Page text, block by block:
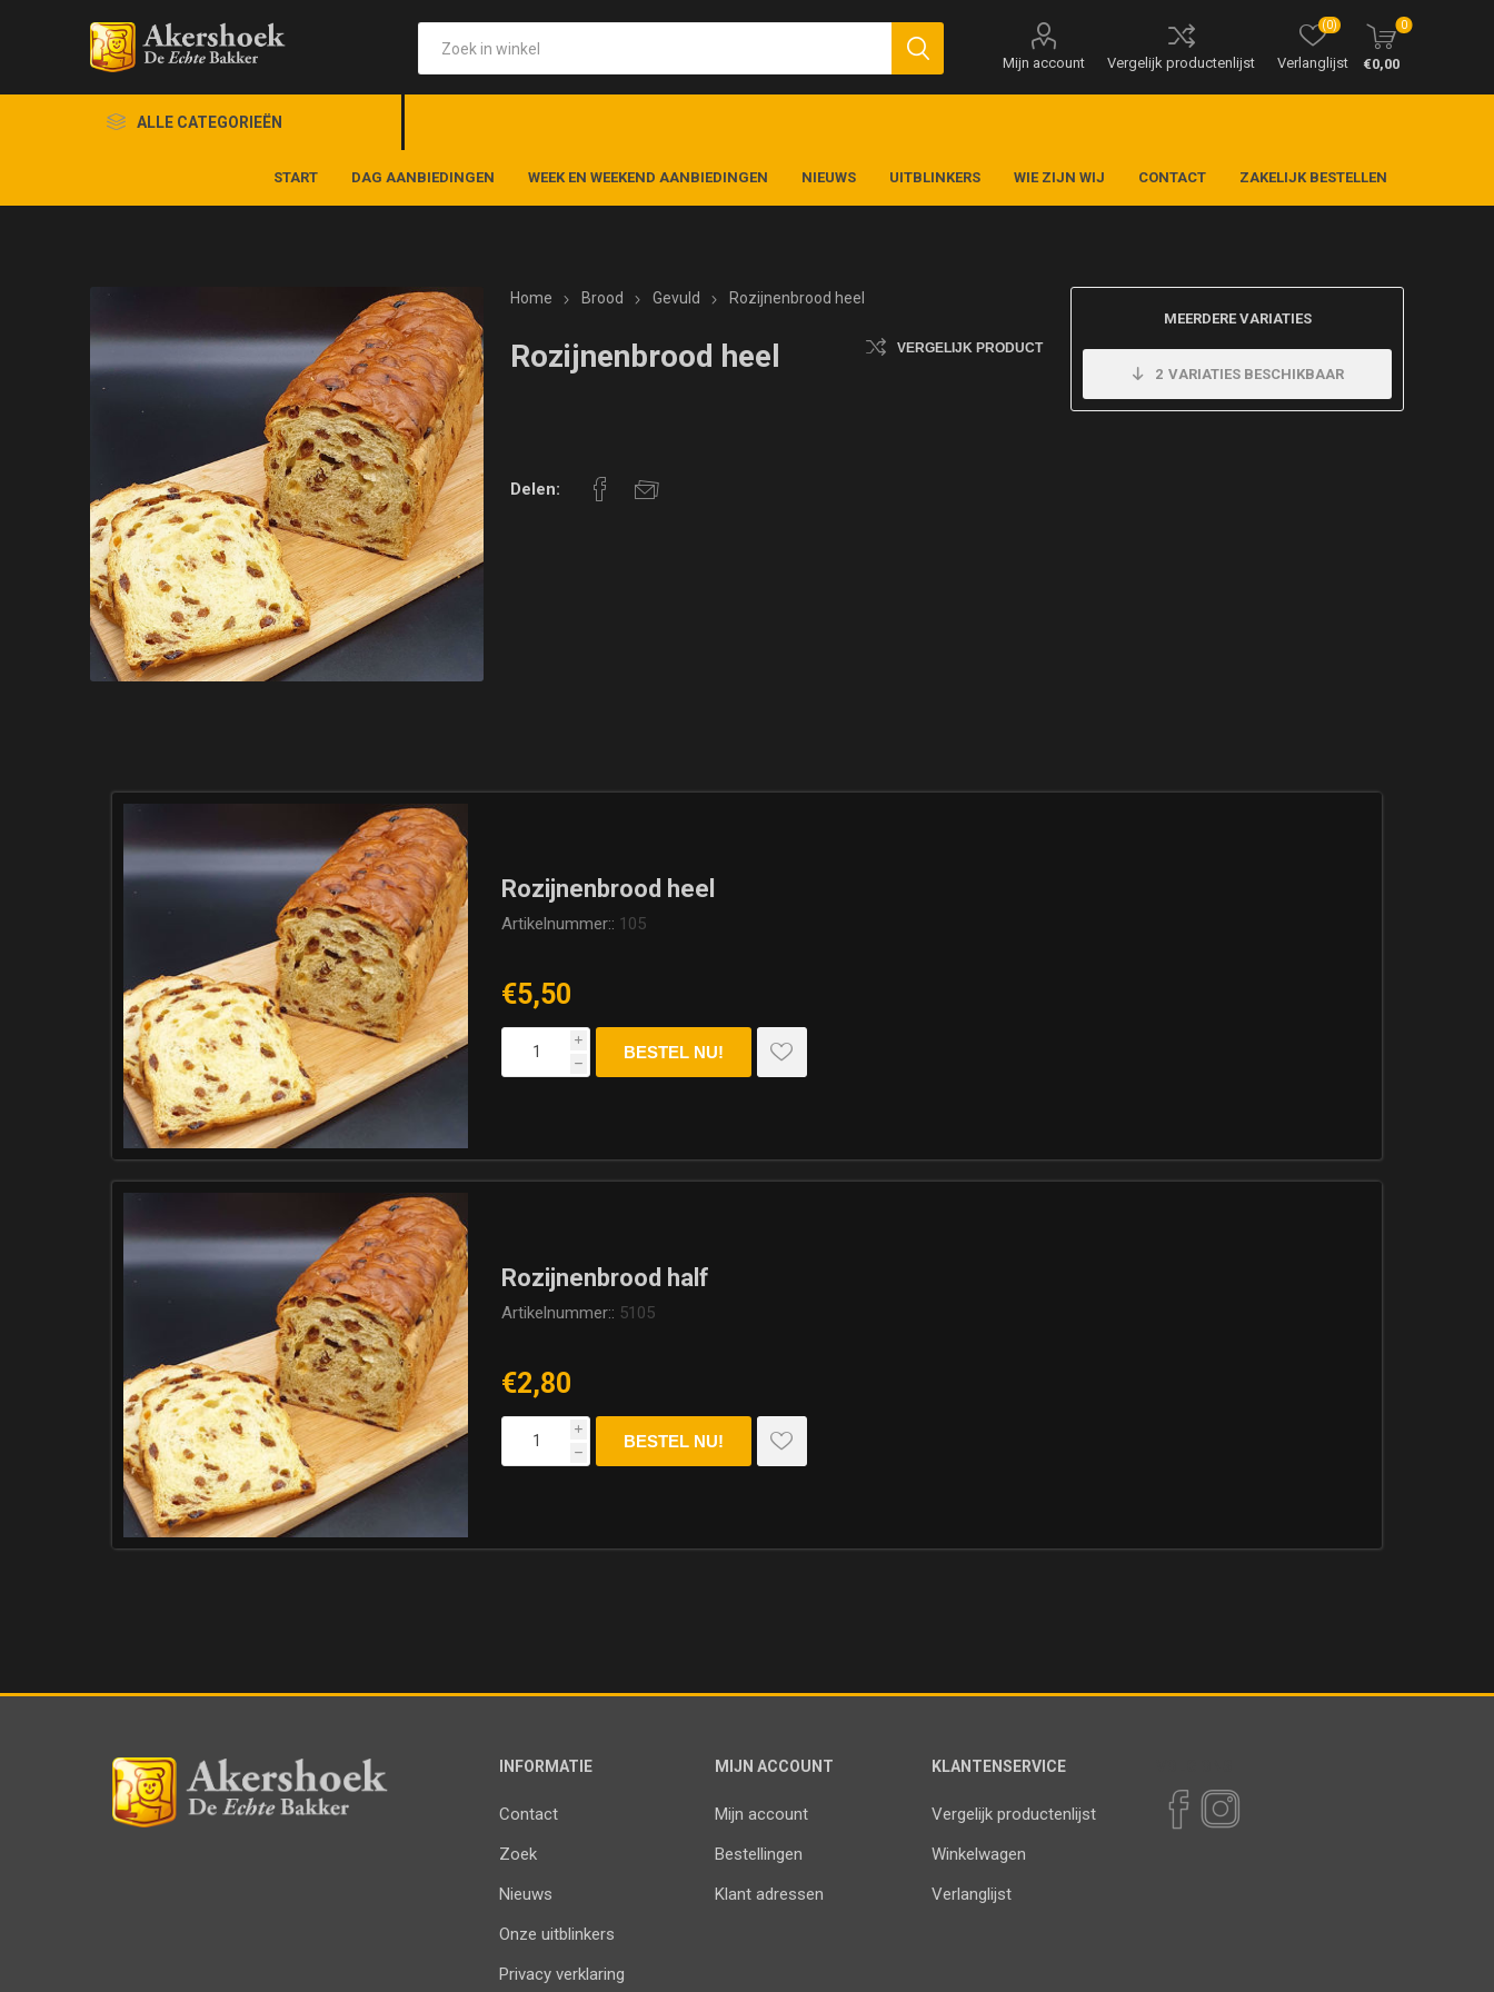
Mijn account Vergelijk productenlijst Verlanglijst
(0) 0
€0,00
ALLE CATEGORIEËN
START DAG AANBIEDINGEN WEEK EN WEEKEND AANBIEDINGEN NIEUWS UITBLINKERS WIE ZIJN WIJ CONTACT ZAKELIJK BESTELLEN
Home Brood Gevuld Rozijnenbrood heel
Rozijnenbrood heel VERGELIJK PRODUCT
MEERDERE VARIATIES
2 VARIATIES BESCHIKBAAR
Delen:
Rozijnenbrood heel
Artikelnummer:: 105
€5,50
i
h
Rozijnenbrood half
Artikelnummer:: 5105
€2,80
i
h
INFORMATIE
Contact
Zoek
Nieuws
Onze uitblinkers
Privacy verklaring
MIJN ACCOUNT
Mijn account
Bestellingen
Klant adressen
KLANTENSERVICE
Vergelijk productenlijst
Winkelwagen
Verlanglijst